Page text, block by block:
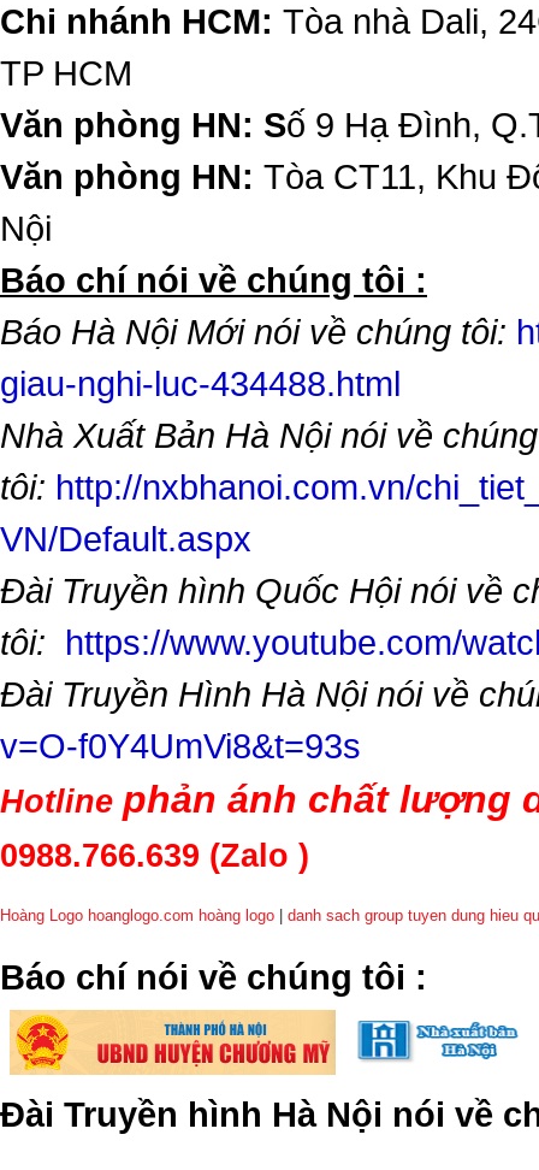
Chi nhánh HCM: Tòa nhà Dali,
TP HCM
Văn phòng HN: Số 9 Hạ Đình,
Văn phòng HN: Tòa CT11, Khu
Nội
​Báo chí nói về chúng tôi :
Báo Hà Nội Mới nói về chúng tôi:
giau-nghi-luc-434488.html
Nhà Xuất Bản Hà Nội nói về chúng
tôi: http://nxbhanoi.com.vn/
VN/Default.aspx
Đài Truyền hình Quốc Hội nói về
tôi: https://www.youtube.com/
Đài Truyền Hình Hà Nội nói về
v=O-f0Y4UmVi8&t=93s
Hotline phản ánh chất lượng
0988.766.639 (Zalo )
Hoàng Logo hoanglogo.com hoàng logo danh sach group tuyen dung hieu
​Báo chí nói về chúng tôi :
Đài Truyền hình Hà Nội nói về